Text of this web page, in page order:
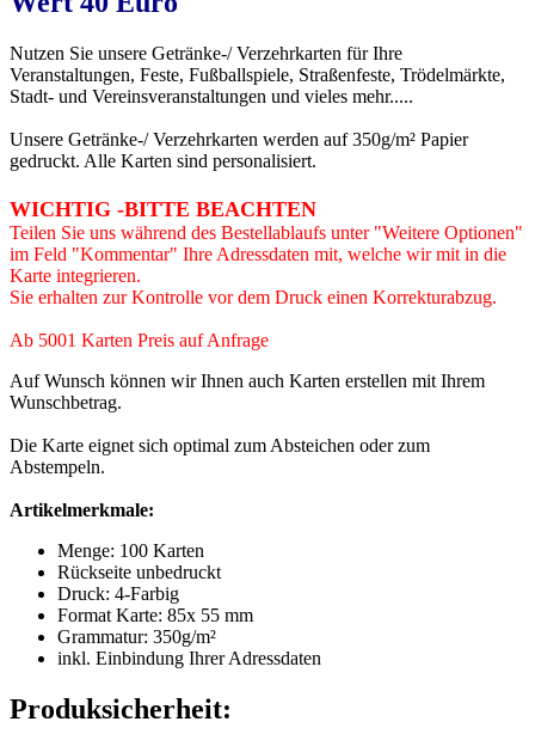
Nutzen Sie unsere Getränke-/ Verzehrkarten für Ihre
Veranstaltungen, Feste, Fußballspiele, Straßenfeste, Trödelmärkte,
Stadt- und Vereinsveranstaltungen und vieles mehr.....
Unsere Getränke-/ Verzehrkarten werden auf 350g/m² Papier
gedruckt. Alle Karten sind personalisiert.
WICHTIG -BITTE BEACHTEN
Teilen Sie uns während des Bestellablaufs unter "Weitere Optionen"
im Feld "Kommentar" Ihre Adressdaten mit, welche wir mit in die
Karte integrieren.
Sie erhalten zur Kontrolle vor dem Druck einen Korrekturabzug.
Ab 5001 Karten Preis auf Anfrage
Auf Wunsch können wir Ihnen auch Karten erstellen mit Ihrem
Wunschbetrag.
Die Karte eignet sich optimal zum Absteichen oder zum
Abstempeln.
Artikelmerkmale:
Menge: 100 Karten
Rückseite unbedruckt
Druck: 4-Farbig
Format Karte: 85x 55 mm
Grammatur: 350g/m²
inkl. Einbindung Ihrer Adressdaten
Produksicherheit: